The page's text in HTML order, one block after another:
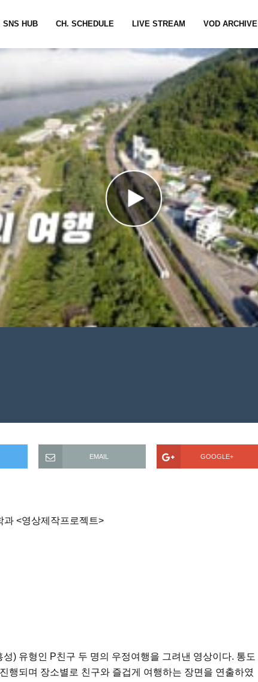
SNS HUB CH. SCHEDULE LIVE STREAM VOD ARCHIVE
EMAIL GOOGLE+
과 <영상제작프로젝트>
) 유형인 P친구 두 명의 우정여행을 그려낸 영상이다. 통도
행되며 장소별로 친구와 즐겁게 여행하는 장면을 연출하였